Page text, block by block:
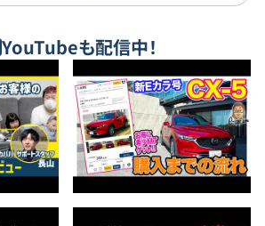
YouTubeも配信中！